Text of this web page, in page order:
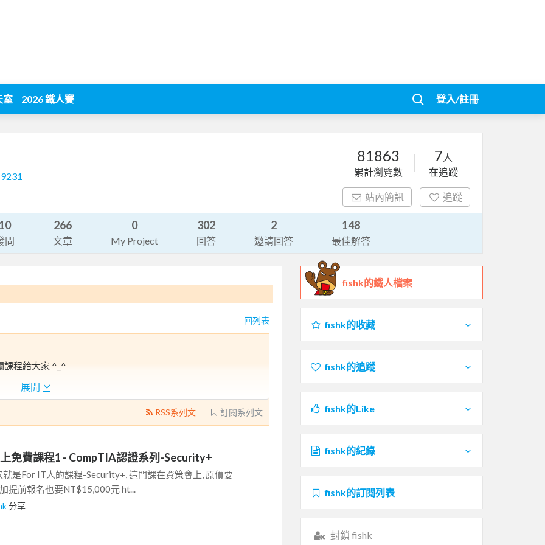
室 2026 鐵人賽 登入/註冊
81863
累計瀏覽數
7 人
在追蹤
站內簡訊 追蹤
問
266
文章
0
My Project
302
回答
2
邀請回答
148
最佳解答
回列表
課程給大家 ^_^
展開
訂閱系列文
RSS系列文
免費課程1 - CompTIA認證系列-Security+
是For IT人的課程-Security+, 這門課在資策會上, 原價要
提前報名也要NT$15,000元 ht...
分享
fishk的鐵人檔案
fishk的收藏
fishk的追蹤
fishk的Like
fishk的紀錄
fishk的訂閱列表
封鎖 fishk